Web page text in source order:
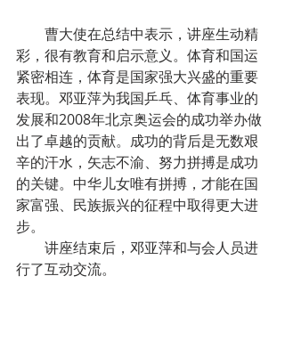
彩，很有教育和启示意义。体育和国运
紧密相连，体育是国家强大兴盛的重要
表现。邓亚萍为我国乒乓、体育事业的
发展和2008年北京奥运会的成功举办做
出了卓越的贡献。成功的背后是无数艰
辛的汗水，矢志不渝、努力拼搏是成功
的关键。中华儿女唯有拼搏，才能在国
家富强、民族振兴的征程中取得更大进
步。
行了互动交流。